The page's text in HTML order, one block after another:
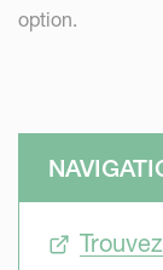
option.